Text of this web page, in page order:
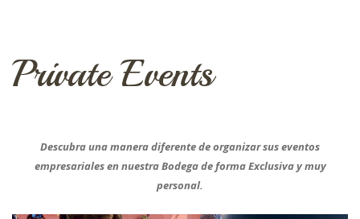
Private Events
Descubra una manera diferente de organizar sus eventos
empresariales en nuestra Bodega de forma Exclusiva y muy
personal.